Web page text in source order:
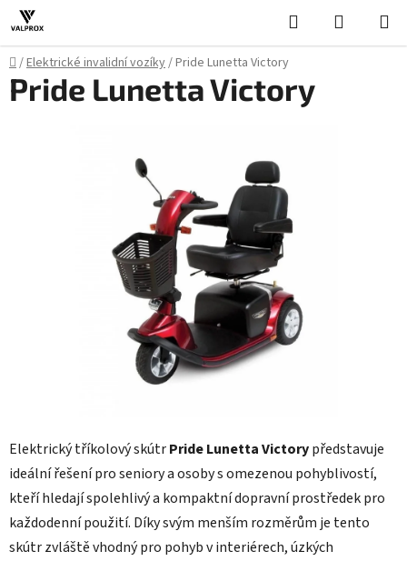
Přejít
na
obsah
Hledat
KOŠÍK
Domů
/Elektrické invalidní vozíky/Pride Lunetta Victory
Elektrický tříkolový skútrPride Lunetta Victorypředstavuje
ideální řešení pro seniory a osoby s omezenou pohyblivostí,
kteří hledají spolehlivý a kompaktní dopravní prostředek pro
každodenní použití. Díky svým menším rozměrům je tento
skútr zvláště vhodný pro pohyb v interiérech, úzkých
Pride Lunetta Victory